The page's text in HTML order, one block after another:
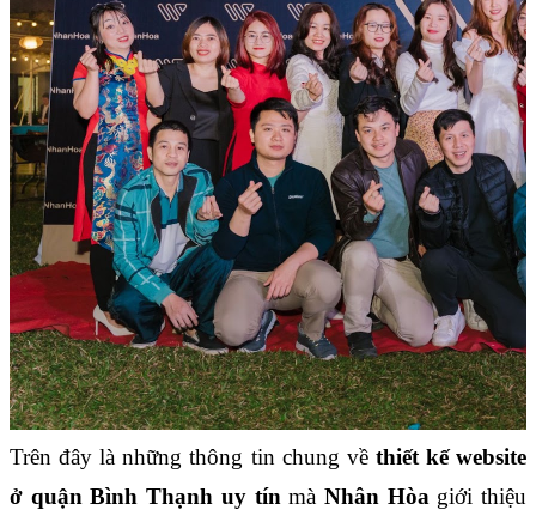
Trên đây là những thông tin chung về thiết kế website
ở quận Bình Thạnh uy tín mà Nhân Hòa giới thiệu